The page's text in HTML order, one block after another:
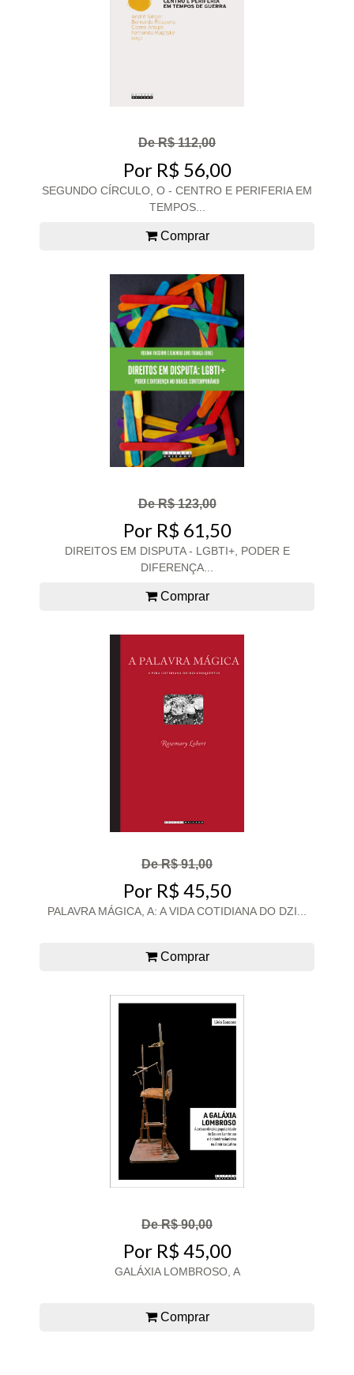
De R$ 112,00
Por R$ 56,00
SEGUNDO CÍRCULO, O - CENTRO E PERIFERIA EM
TEMPOS...
Comprar
De R$ 123,00
Por R$ 61,50
DIREITOS EM DISPUTA - LGBTI+, PODER E
DIFERENÇA...
Comprar
De R$ 91,00
Por R$ 45,50
PALAVRA MÁGICA, A: A VIDA COTIDIANA DO DZI...
Comprar
De R$ 90,00
Por R$ 45,00
GALÁXIA LOMBROSO, A
Comprar